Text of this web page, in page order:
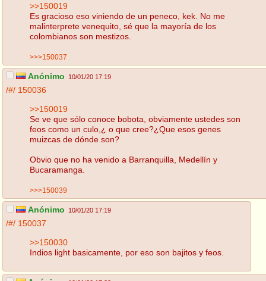
>>150019
Es gracioso eso viniendo de un peneco, kek. No me
malinterprete venequito, sé que la mayoría de los
colombianos son mestizos.
>>>150037
Anónimo 10/01/20 17:19
/#/ 150036
>>150019
Se ve que sólo conoce bobota, obviamente ustedes son
feos como un culo,¿ o que cree?¿Que esos genes
muizcas de dónde son?
Obvio que no ha venido a Barranquilla, Medellín y
Bucaramanga.
>>>150039
Anónimo 10/01/20 17:19
/#/ 150037
>>150030
Indios light basicamente, por eso son bajitos y feos.